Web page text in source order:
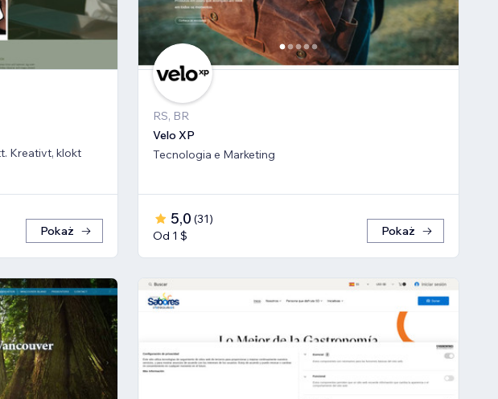
Kreativt, klokt
Pokaż
RS, BR
Velo XP
Tecnologia e Marketing
5,0 (31)
Od 1 $
Pokaż